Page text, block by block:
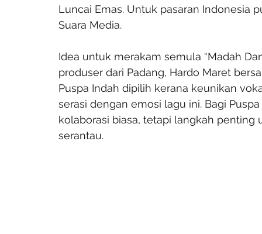
Luncai Emas. Untuk pasaran Indonesia
Suara Media.
Idea untuk merakam semula “Madah
produser dari Padang, Hardo Maret
Puspa Indah dipilih kerana keunikan
serasi dengan emosi lagu ini. Bagi
kolaborasi biasa, tetapi langkah
serantau.